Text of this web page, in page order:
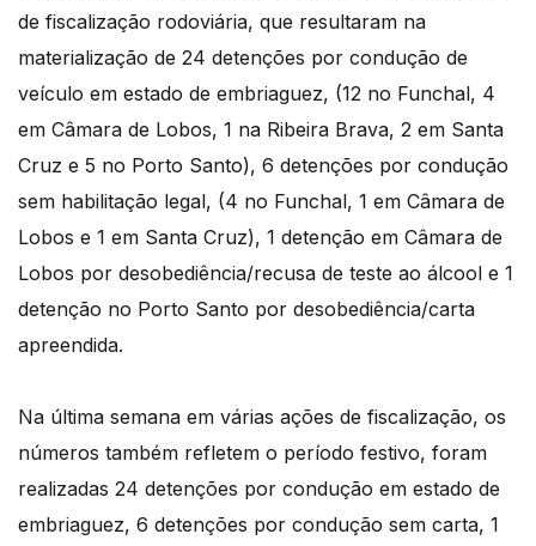
de fiscalização rodoviária, que resultaram na
materialização de 24 detenções por condução de
veículo em estado de embriaguez, (12 no Funchal, 4
em Câmara de Lobos, 1 na Ribeira Brava, 2 em Santa
Cruz e 5 no Porto Santo), 6 detenções por condução
sem habilitação legal, (4 no Funchal, 1 em Câmara de
Lobos e 1 em Santa Cruz), 1 detenção em Câmara de
Lobos por desobediência/recusa de teste ao álcool e 1
detenção no Porto Santo por desobediência/carta
apreendida.
Na última semana em várias ações de fiscalização, os
números também refletem o período festivo, foram
realizadas 24 detenções por condução em estado de
embriaguez, 6 detenções por condução sem carta, 1